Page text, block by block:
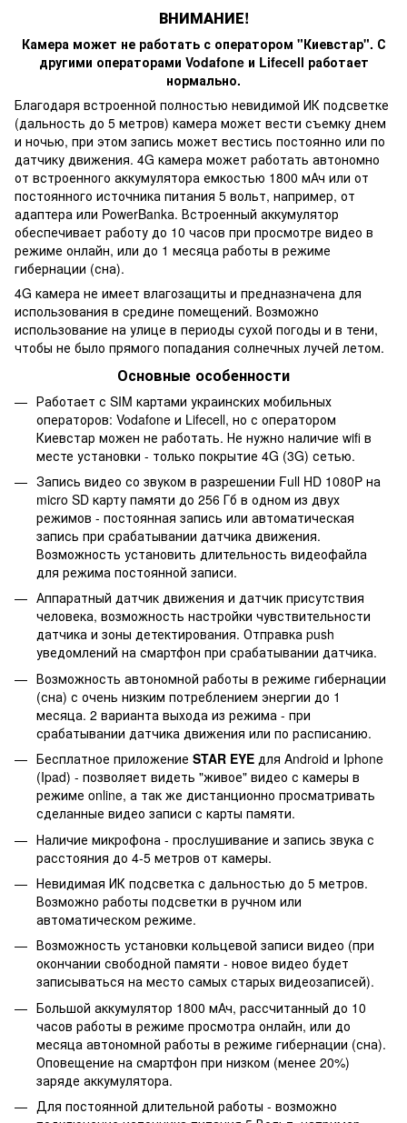
ВНИМАНИЕ!
Камера может не работать с оператором "Киевстар". С
другими операторами Vodafone и Lifecell работает
нормально.
Благодаря встроенной полностью невидимой ИК подсветке
(дальность до 5 метров) камера может вести съемку днем
и ночью, при этом запись может вестись постоянно или по
датчику движения. 4G камера может работать автономно
от встроенного аккумулятора емкостью 1800 мАч или от
постоянного источника питания 5 вольт, например, от
адаптера или PowerBankа. Встроенный аккумулятор
обеспечивает работу до 10 часов при просмотре видео в
режиме онлайн, или до 1 месяца работы в режиме
гибернации (сна).
4G камера не имеет влагозащиты и предназначена для
использования в средине помещений. Возможно
использование на улице в периоды сухой погоды и в тени,
чтобы не было прямого попадания солнечных лучей летом.
Основные особенности
Работает с SIM картами украинских мобильных
операторов: Vodafone и Lifecell, но с оператором
Киевстар можен не работать. Не нужно наличие wifi в
месте установки - только покрытие 4G (3G) сетью.
Запись видео со звуком в разрешении Full HD 1080P на
micro SD карту памяти до 256 Гб в одном из двух
режимов - постоянная запись или автоматическая
запись при срабатывании датчика движения.
Возможность установить длительность видеофайла
для режима постоянной записи.
Аппаратный датчик движения и датчик присутствия
человека, возможность настройки чувствительности
датчика и зоны детектирования. Отправка push
уведомлений на смартфон при срабатывании датчика.
Возможность автономной работы в режиме гибернации
(сна) с очень низким потреблением энергии до 1
месяца. 2 варианта выхода из режима - при
срабатывании датчика движения или по расписанию.
Бесплатное приложение STAR EYE для Android и Iphone
(Ipad) - позволяет видеть "живое" видео с камеры в
режиме online, а так же дистанционно просматривать
сделанные видео записи с карты памяти.
Наличие микрофона - прослушивание и запись звука с
расстояния до 4-5 метров от камеры.
Невидимая ИК подсветка с дальностью до 5 метров.
Возможно работы подсветки в ручном или
автоматическом режиме.
Возможность установки кольцевой записи видео (при
окончании свободной памяти - новое видео будет
записываться на место самых старых видеозаписей).
Большой аккумулятор 1800 мАч, рассчитанный до 10
часов работы в режиме просмотра онлайн, или до
месяца автономной работы в режиме гибернации (сна).
Оповещение на смартфон при низком (менее 20%)
заряде аккумулятора.
Для постоянной длительной работы - возможно